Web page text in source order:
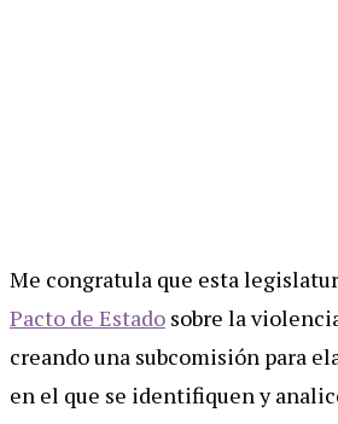
Me congratula que esta
Pacto de Estado sobre la
creando una subcomisión para
en el que se identifiquen y